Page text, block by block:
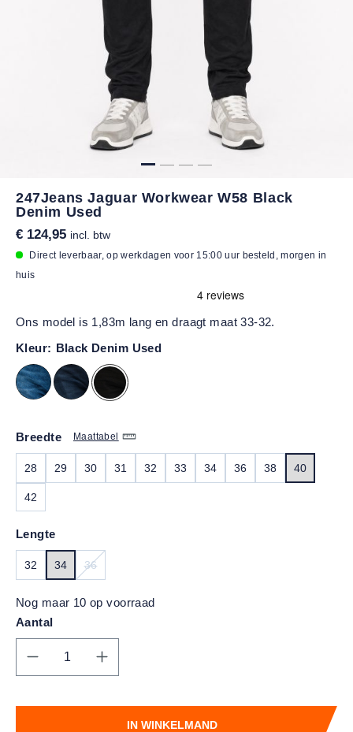
247Jeans Jaguar Workwear W58 Black
Denim Used
€ 124,95 incl. btw
Direct leverbaar, op werkdagen voor 15:00 uur besteld, morgen in
huis
Ons model is 1,83m lang en draagt maat 33-32.
Kleur: Black Denim Used
Maattabel
Breedte
28 29 30 31 32 33 34 36 38 40
42
Lengte
32 34 36
Nog maar 10 op voorraad
Aantal
Producthoeveelheid: Voer de gewenste
IN WINKELMAND